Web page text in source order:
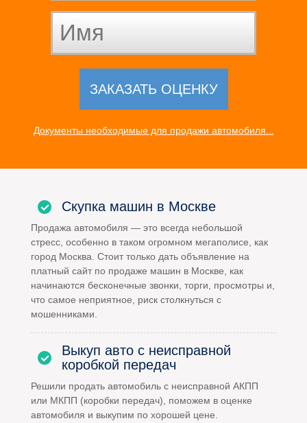
Документы необходимые для продажи автомобиля...
Скупка машин в Москве
Продажа автомобиля — это всегда небольшой
стресс, особенно в таком огромном мегаполисе, как
город Москва. Стоит только дать объявление на
платный сайт по продаже машин в Москве, как
начинаются бесконечные звонки, торги, просмотры и,
что самое неприятное, риск столкнуться с
мошенниками.
Выкуп авто с неисправной
коробкой передач
Решили продать автомобиль с неисправной АКПП
или МКПП (коробки передач), поможем в оценке
автомобиля и выкупим по хорошей цене.